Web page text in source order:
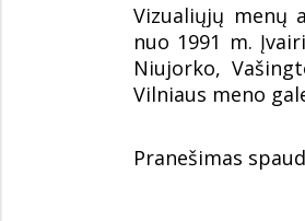
Vizualiųjų menų
nuo 1991 m.
Niujorko,
Vilniaus meno
Pranešimas